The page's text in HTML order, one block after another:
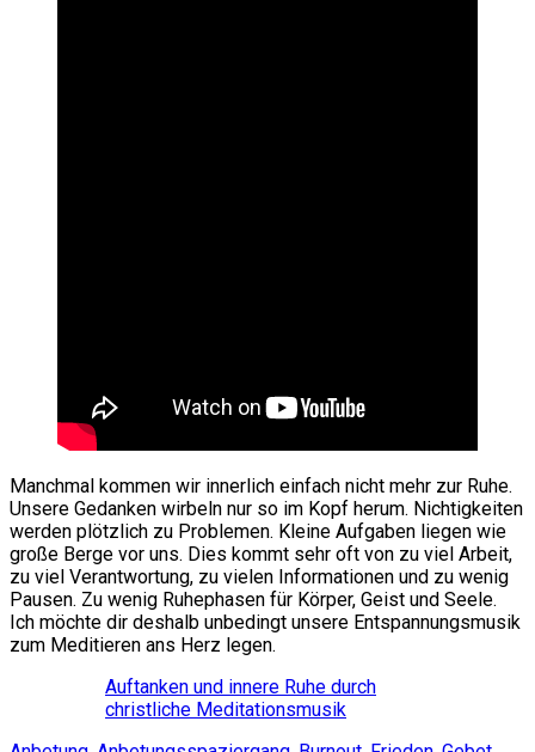
Manchmal kommen wir innerlich einfach nicht mehr zur Ruhe.
Unsere Gedanken wirbeln nur so im Kopf herum. Nichtigkeiten
werden plötzlich zu Problemen. Kleine Aufgaben liegen wie
große Berge vor uns. Dies kommt sehr oft von zu viel Arbeit,
zu viel Verantwortung, zu vielen Informationen und zu wenig
Pausen. Zu wenig Ruhephasen für Körper, Geist und Seele.
Ich möchte dir deshalb unbedingt unsere Entspannungsmusik
zum Meditieren ans Herz legen.
Auftanken und innere Ruhe durch
christliche Meditationsmusik